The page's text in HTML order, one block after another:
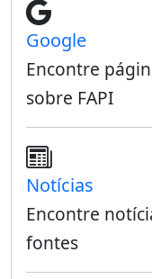
Google
Encontre
sobre FAPI
Notícias
Encontre
fontes